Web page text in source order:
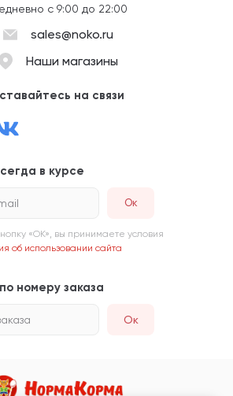
с 9:00 до 22:00
sales@noko.ru
Наши магазины
на связи
в курсе
«ОК», вы принимаете условия
об использовании сайта
номеру заказа
Ок